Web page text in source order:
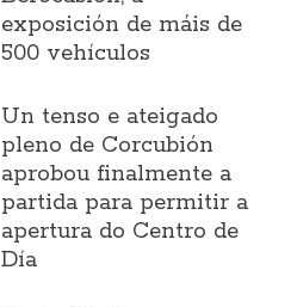
exposición de máis de
500 vehículos
Un tenso e ateigado
pleno de Corcubión
aprobou finalmente a
partida para permitir a
apertura do Centro de
Día